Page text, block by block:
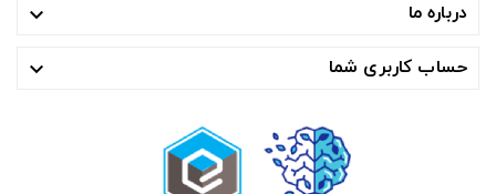
درباره ما 
حساب کاربری شما 